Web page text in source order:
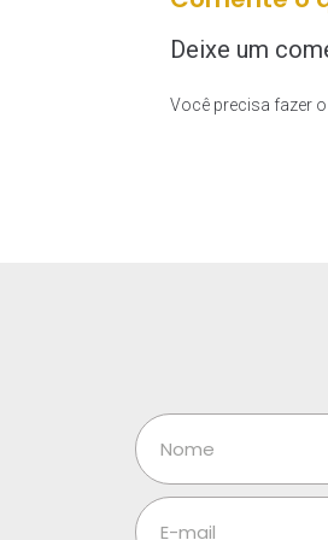
Deixe um
Você precisa fazer o